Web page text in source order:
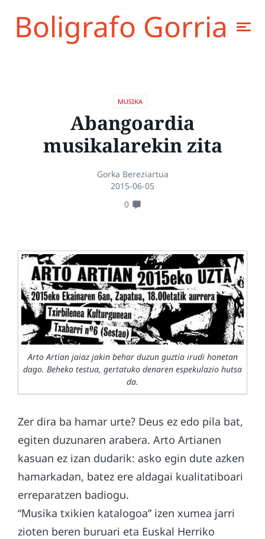
Boligrafo Gorria
MUSIKA
Abangoardia
musikalarekin zita
Gorka Bereziartua
2015-06-05
0
Arto Artian jaiaz jakin behar duzun guztia irudi honetan
dago. Beheko testua, gertatuko denaren espekulazio hutsa
da.
Zer dira ba hamar urte? Deus ez edo pila bat,
egiten duzunaren arabera. Arto Artianen
kasuan ez izan dudarik: asko egin dute azken
hamarkadan, batez ere aldagai kualitatiboari
erreparatzen badiogu.
“Musika txikien katalogoa” izen xumea jarri
zioten beren buruari eta Euskal Herriko